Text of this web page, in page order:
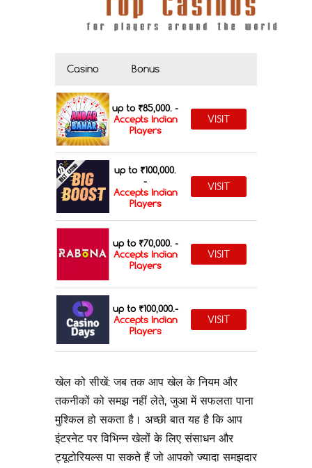
Casino Bonus
up to ₹85,000. -
Accepts Indian
Players
VISIT
up to ₹100,000.
-
Accepts Indian
Players
VISIT
up to ₹70,000. -
Accepts Indian
Players
VISIT
up to ₹100,000.-
Accepts Indian
Players
VISIT
खेल को सीखें: जब तक आप खेल के नियम और
तकनीकों को समझ नहीं लेते, जुआ में सफलता पाना
मुश्किल हो सकता है। अच्छी बात यह है कि आप
इंटरनेट पर विभिन्न खेलों के लिए संसाधन और
ट्यूटोरियल्स पा सकते हैं जो आपको ज्यादा समझदार